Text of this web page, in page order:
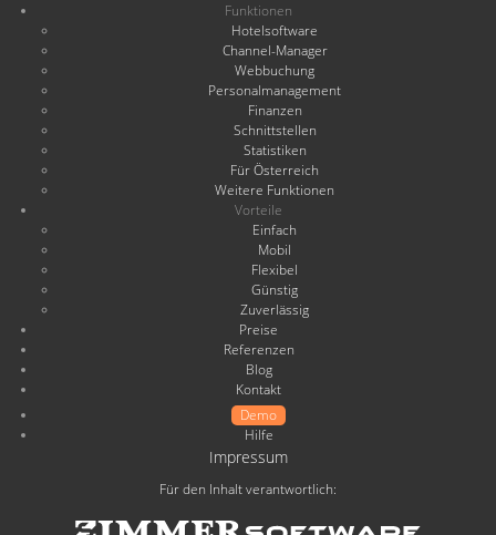
Funktionen
Hotelsoftware
Channel-Manager
Webbuchung
Personalmanagement
Finanzen
Schnittstellen
Statistiken
Für Österreich
Weitere Funktionen
Vorteile
Einfach
Mobil
Flexibel
Günstig
Zuverlässig
Preise
Referenzen
Blog
Kontakt
Demo
Hilfe
Impressum
Für den Inhalt verantwortlich: